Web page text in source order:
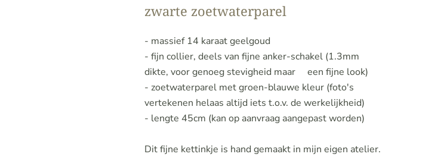
zwarte zoetwaterparel
- massief 14 karaat geelgoud
- fijn collier, deels van fijne anker-schakel (1.3mm
dikte, voor genoeg stevigheid maar een fijne look)
- zoetwaterparel met groen-blauwe kleur (foto's
vertekenen helaas altijd iets t.o.v. de werkelijkheid)
- lengte 45cm (kan op aanvraag aangepast worden)
Dit fijne kettinkje is hand gemaakt in mijn eigen atelier.